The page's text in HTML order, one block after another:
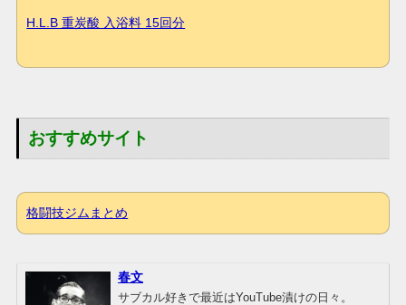
H.L.B 重炭酸 入浴料 15回分
おすすめサイト
格闘技ジムまとめ
春文
サブカル好きで最近はYouTube漬けの日々。